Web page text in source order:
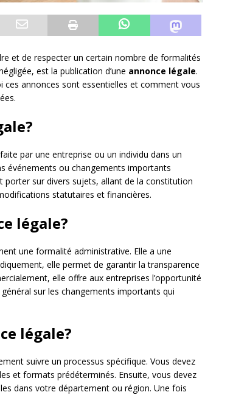
et de respecter un certain nombre de formalités
est la publication d’une annonce légale.
annonces sont essentielles et comment vous
par une entreprise ou un individu dans un
événements ou changements importants
porter sur divers sujets, allant de la constitution
statutaires et financières.
légale?
une formalité administrative. Elle a une
elle permet de garantir la transparence
elle offre aux entreprises l’opportunité
sur les changements importants qui
légale?
suivre un processus spécifique. Vous devez
et formats prédéterminés. Ensuite, vous devez
dans votre département ou région. Une fois